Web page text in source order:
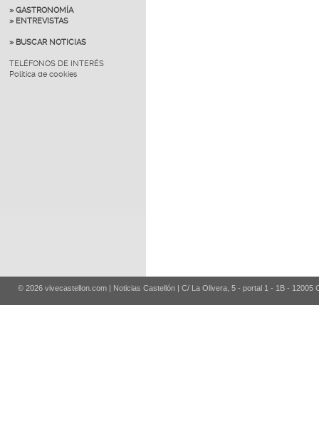
» GASTRONOMÍA
» ENTREVISTAS
» BUSCAR NOTICIAS
TELÉFONOS DE INTERÉS
Política de cookies
© 2026 vivecastellon.com | Noticias Castellón | C/ La Olivera, 5 - portal 1 - 1B - 12005